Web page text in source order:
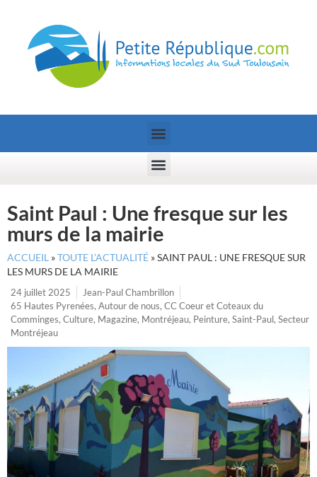
Saint Paul : Une fresque sur les
murs de la mairie
ACCUEIL »TOUTE L’ACTUALITÉ »SAINT PAUL : UNE FRESQUE SUR
LES MURS DE LA MAIRIE
24 juillet 2025
Jean-Paul Chambrillon
65 Hautes Pyrenées, Autour de nous, CC Coeur et Coteaux du
Comminges, Culture, Magazine, Montréjeau, Peinture, Saint-Paul, Secteur
Montréjeau